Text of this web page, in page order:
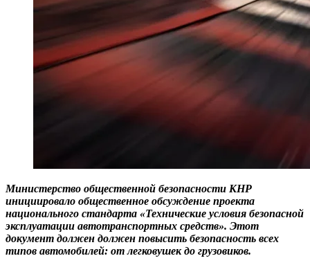
Министерство общественной безопасности КНР
инициировало общественное обсуждение проекта
национального стандарта «Технические условия безопасной
эксплуатации автотранспортных средств». Этот
документ должен должен повысить безопасность всех
типов автомобилей: от легковушек до грузовиков.